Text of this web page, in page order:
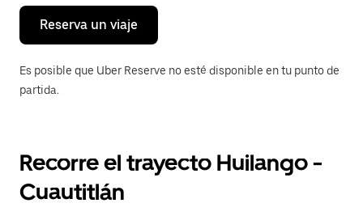
el
calendario.
Reserva un viaje
Es posible que Uber Reserve no esté disponible en tu punto de
partida.
Recorre el trayecto Huilango -
Cuautitlán